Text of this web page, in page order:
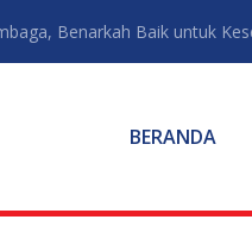
Benarkah Baik untuk
BERANDA